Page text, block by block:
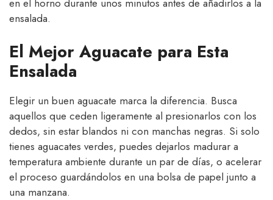
en el horno durante unos minutos antes de añadirlos a la
ensalada.
El Mejor Aguacate para Esta
Ensalada
Elegir un buen aguacate marca la diferencia. Busca
aquellos que ceden ligeramente al presionarlos con los
dedos, sin estar blandos ni con manchas negras. Si solo
tienes aguacates verdes, puedes dejarlos madurar a
temperatura ambiente durante un par de días, o acelerar
el proceso guardándolos en una bolsa de papel junto a
una manzana.